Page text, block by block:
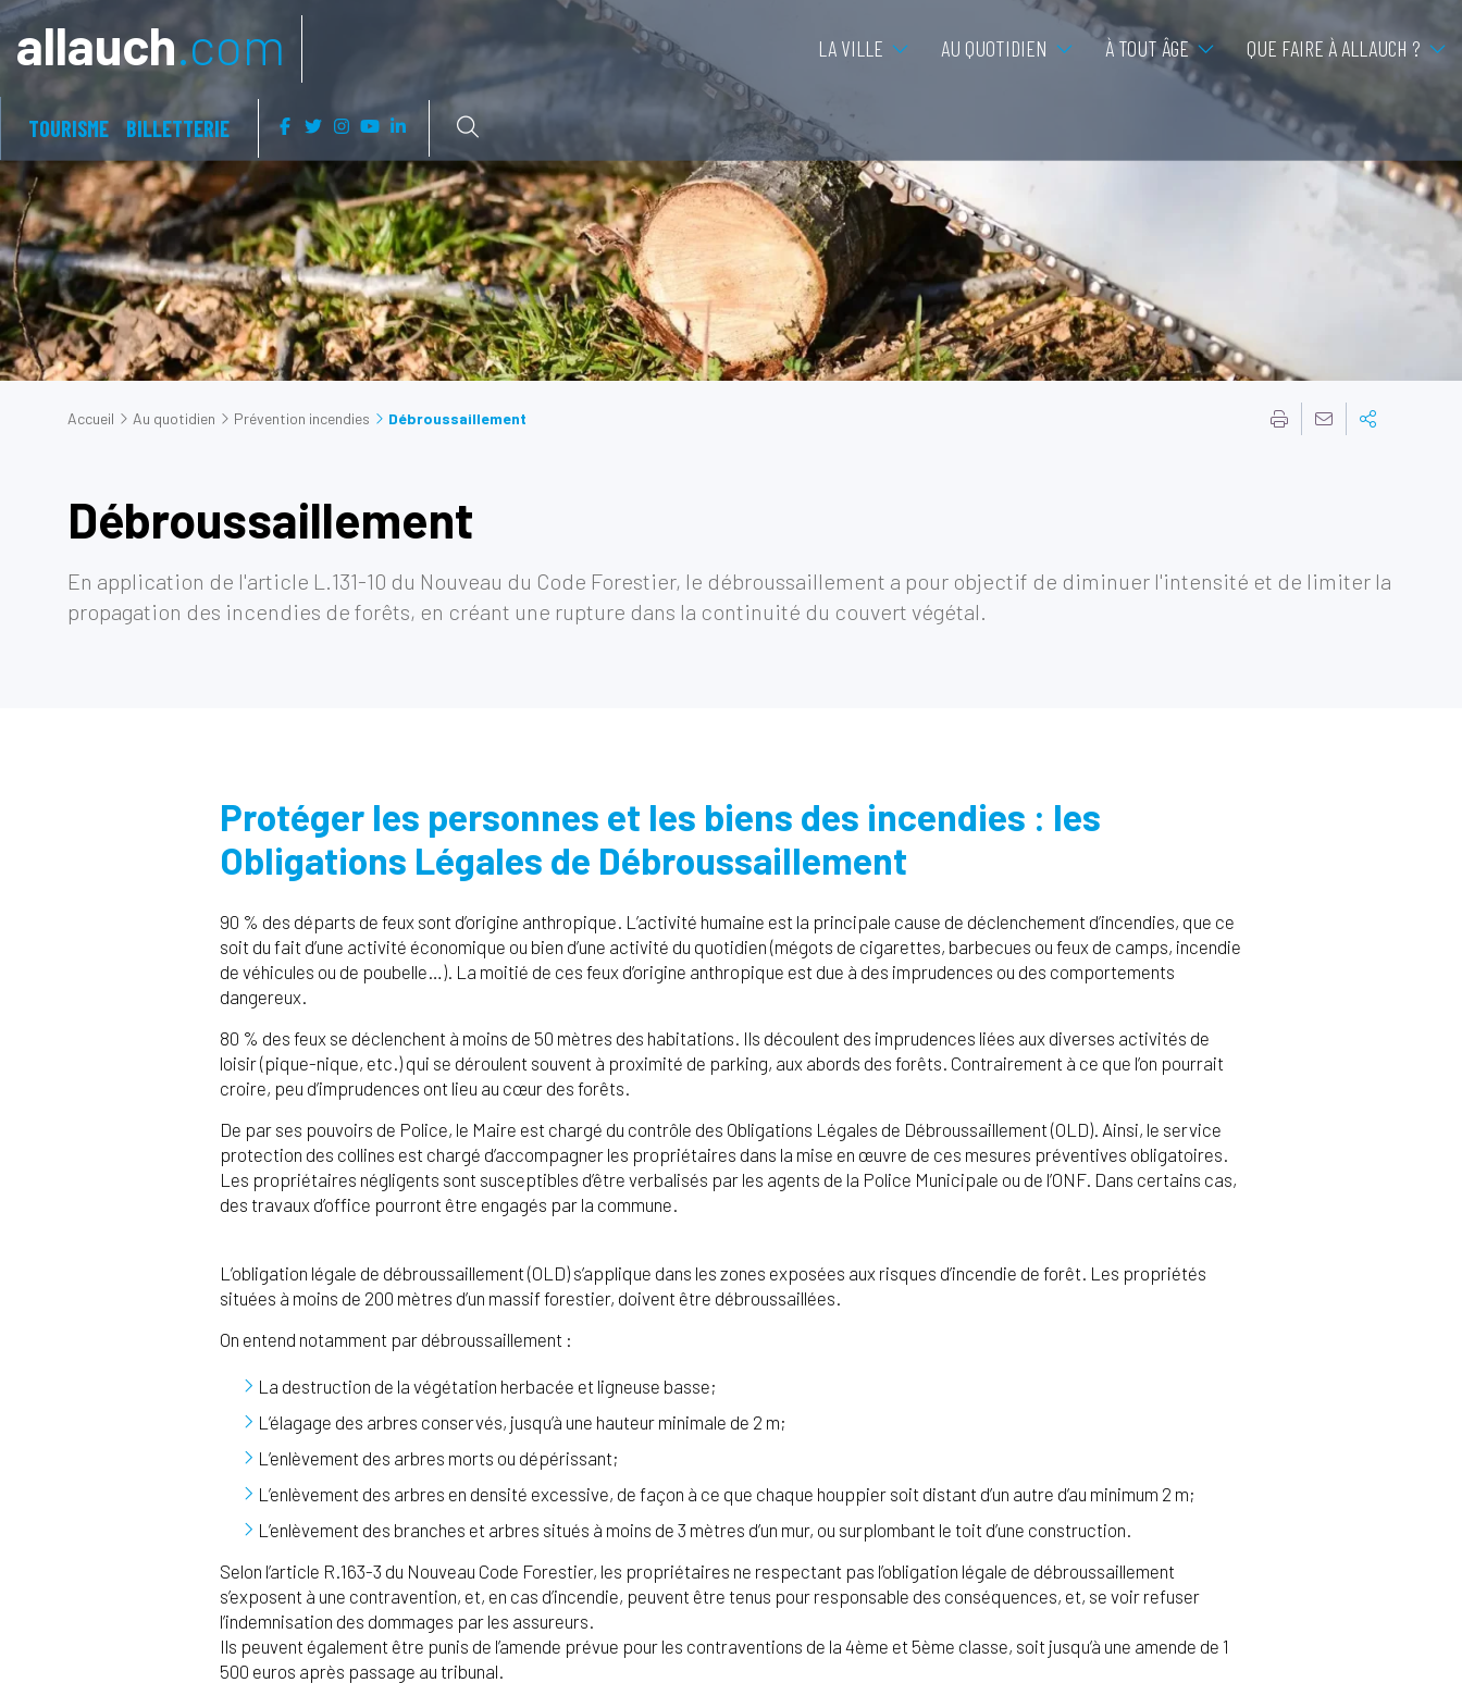
Aller à:
allauch.com LA VILLE AU QUOTIDIEN À TOUT ÂGE QUE FAIRE À ALLAUCH ?
TOURISME BILLETTERIE
Accueil Au quotidien Prévention incendies Débroussaillement
Débroussaillement
En application de l'article L.131-10 du Nouveau du Code Forestier, le débroussaillement a pour objectif de diminuer l'intensité et de limiter la
propagation des incendies de forêts, en créant une rupture dans la continuité du couvert végétal.
Protéger les personnes et les biens des incendies : les
Obligations Légales de Débroussaillement
90 % des départs de feux sont d’origine anthropique. L’activité humaine est la principale cause de déclenchement d’incendies, que ce
soit du fait d’une activité économique ou bien d’une activité du quotidien (mégots de cigarettes, barbecues ou feux de camps, incendie
de véhicules ou de poubelle…). La moitié de ces feux d’origine anthropique est due à des imprudences ou des comportements
dangereux.
80 % des feux se déclenchent à moins de 50 mètres des habitations. Ils découlent des imprudences liées aux diverses activités de
loisir (pique-nique, etc.) qui se déroulent souvent à proximité de parking, aux abords des forêts. Contrairement à ce que l’on pourrait
croire, peu d’imprudences ont lieu au cœur des forêts.
De par ses pouvoirs de Police, le Maire est chargé du contrôle des Obligations Légales de Débroussaillement (OLD). Ainsi, le service
protection des collines est chargé d’accompagner les propriétaires dans la mise en œuvre de ces mesures préventives obligatoires.
Les propriétaires négligents sont susceptibles d’être verbalisés par les agents de la Police Municipale ou de l’ONF. Dans certains cas,
des travaux d’office pourront être engagés par la commune.
L’obligation légale de débroussaillement (OLD) s’applique dans les zones exposées aux risques d’incendie de forêt. Les propriétés
situées à moins de 200 mètres d’un massif forestier, doivent être débroussaillées.
On entend notamment par débroussaillement :
La destruction de la végétation herbacée et ligneuse basse;
L’élagage des arbres conservés, jusqu’à une hauteur minimale de 2 m;
L’enlèvement des arbres morts ou dépérissant;
L’enlèvement des arbres en densité excessive, de façon à ce que chaque houppier soit distant d’un autre d’au minimum 2 m;
L’enlèvement des branches et arbres situés à moins de 3 mètres d’un mur, ou surplombant le toit d’une construction.
Selon l’article R.163-3 du Nouveau Code Forestier, les propriétaires ne respectant pas l’obligation légale de débroussaillement
s’exposent à une contravention, et, en cas d’incendie, peuvent être tenus pour responsable des conséquences, et, se voir refuser
l’indemnisation des dommages par les assureurs.
Ils peuvent également être punis de l’amende prévue pour les contraventions de la 4ème et 5ème classe, soit jusqu’à une amende de 1
500 euros après passage au tribunal.